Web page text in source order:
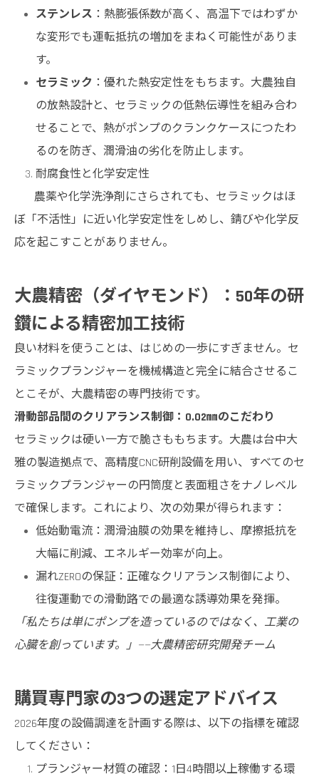
ステンレス ：熱膨張係数が高く、高温下ではわずか
な変形でも運転抵抗の増加をまねく可能性がありま
す。
セラミック ：優れた熱安定性をもちます。大農独自
の放熱設計と、セラミックの低熱伝導性を組み合わ
せることで、熱がポンプのクランクケースにつたわ
るのを防ぎ、潤滑油の劣化を防止します。
耐腐食性と化学安定性
農薬や化学洗浄剤にさらされても、セラミックはほ
ぼ「不活性」に近い化学安定性をしめし、錆びや化学反
応を起こすことがありません。
大農精密（ダイヤモンド）：50年の研
鑽による精密加工技術
良い材料を使うことは、はじめの一歩にすぎません。セ
ラミックプランジャーを機械構造と完全に結合させるこ
とこそが、大農精密の専門技術です。
滑動部品間のクリアランス制御：0.02㎜のこだわり
セラミックは硬い一方で脆さももちます。大農は台中大
雅の製造拠点で、高精度CNC研削設備を用い、すべてのセ
ラミックプランジャーの円筒度と表面粗さをナノレベル
で確保します。これにより、次の効果が得られます：
低始動電流：潤滑油膜の効果を維持し、摩擦抵抗を
大幅に削減、エネルギー効率が向上。
漏れZEROの保証：正確なクリアランス制御により、
往復運動での滑動路での最適な誘導効果を発揮。
「私たちは単にポンプを造っているのではなく、工業の
心臓を創っています。」——大農精密研究開発チーム
購買専門家の3つの選定アドバイス
2026年度の設備調達を計画する際は、以下の指標を確認
してください：
プランジャー材質の確認：1日4時間以上稼働する環